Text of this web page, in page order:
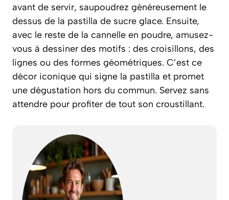
avant de servir, saupoudrez généreusement le
dessus de la pastilla de sucre glace. Ensuite,
avec le reste de la cannelle en poudre, amusez-
vous à dessiner des motifs : des croisillons, des
lignes ou des formes géométriques. C’est ce
décor iconique qui signe la pastilla et promet
une dégustation hors du commun. Servez sans
attendre pour profiter de tout son croustillant.